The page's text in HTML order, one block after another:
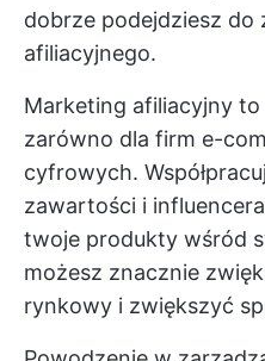
dobrze podejdziesz do
afiliacyjnego.
Marketing afiliacyjny
zarówno dla firm e-
cyfrowych.
zawartości i
twoje produkty wśród
możesz znacznie
rynkowy i zwiększyć